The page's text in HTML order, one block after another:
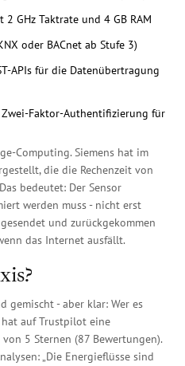
GHz Taktrate und 4 GB RAM
oder BACnet ab Stufe 3)
APIs für die Datenübertragung
Faktor-Authentifizierung für
Computing. Siemens hat im
die die Rechenzeit von
bedeutet: Der Sensor
werden muss - nicht erst
und zurückgekommen
das Internet ausfällt.
gemischt - aber klar: Wer es
auf Trustpilot eine
5 Sternen (87 Bewertungen).
„Die Energieflüsse sind